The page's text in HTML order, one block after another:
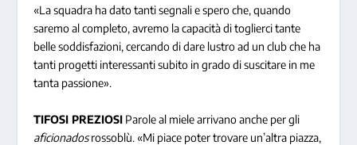
«La squadra ha dato tanti segnali e spero che, quando
saremo al completo, avremo la capacità di toglierci tante
belle soddisfazioni, cercando di dare lustro ad un club che ha
tanti progetti interessanti subito in grado di suscitare in me
tanta passione».
TIFOSI PREZIOSI Parole al miele arrivano anche per gli
aficionadosrossoblù. «Mi piace poter trovare un’altra piazza,